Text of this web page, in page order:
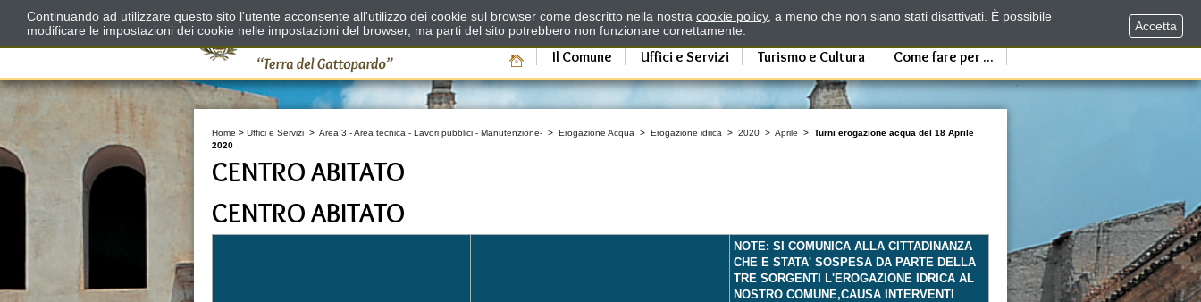
Il Comune Uffici e Servizi Turismo e Cultura Come fare per ...
Home > Uffici e Servizi > Area 3 - Area tecnica - Lavori pubblici - Manutenzione- > Erogazione Acqua > Erogazione idrica > 2020 > Aprile > Turni erogazione acqua del 18 Aprile
2020
CENTRO ABITATO
CENTRO ABITATO
NOTE: SI COMUNICA ALLA CITTADINANZA
CHE E STATA' SOSPESA DA PARTE DELLA
TRE SORGENTI L'EROGAZIONE IDRICA AL
NOSTRO COMUNE,CAUSA INTERVENTI
Continuando ad utilizzare questo sito l'utente acconsente all'utilizzo dei cookie sul browser come descritto nella nostra cookie policy, a meno che non siano stati disattivati. È possibile
modificare le impostazioni dei cookie nelle impostazioni del browser, ma parti del sito potrebbero non funzionare correttamente.
Accetta